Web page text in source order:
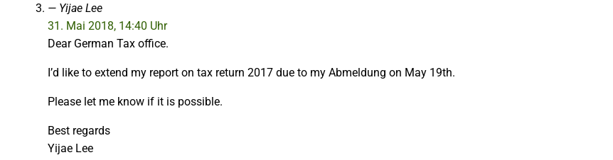
Yijae Lee
31. Mai 2018, 14:40 Uhr
Dear German Tax office.
I’d like to extend my report on tax return 2017 due to my Abmeldung on May 19th.
Please let me know if it is possible.
Best regards
Yijae Lee